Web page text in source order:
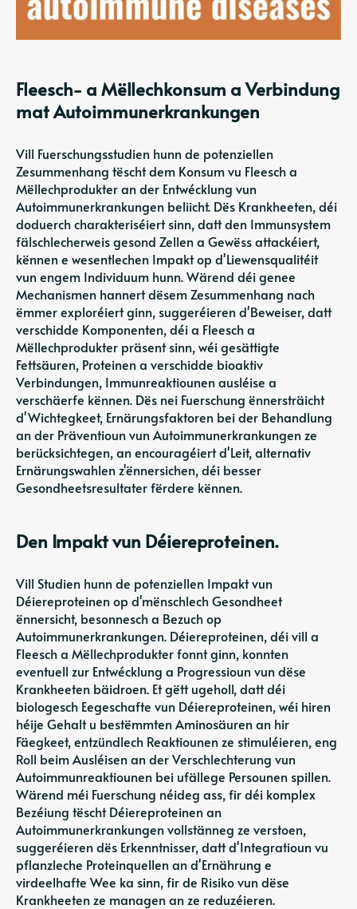
Fleesch- a Mëllechkonsum a Verbindung
mat Autoimmunerkrankungen
Vill Fuerschungsstudien hunn de potenziellen
Zesummenhang tëscht dem Konsum vu Fleesch a
Mëllechprodukter an der Entwécklung vun
Autoimmunerkrankungen beliicht. Dës Krankheeten, déi
doduerch charakteriséiert sinn, datt den Immunsystem
fälschlecherweis gesond Zellen a Gewëss attackéiert,
kënnen e wesentlechen Impakt op d'Liewensqualitéit
vun engem Individuum hunn. Wärend déi genee
Mechanismen hannert dësem Zesummenhang nach
ëmmer exploréiert ginn, suggeréieren d'Beweiser, datt
verschidde Komponenten, déi a Fleesch a
Mëllechprodukter präsent sinn, wéi gesättigte
Fettsäuren, Proteinen a verschidde bioaktiv
Verbindungen, Immunreaktiounen ausléise a
verschäerfe kënnen. Dës nei Fuerschung ënnersträicht
d'Wichtegkeet, Ernärungsfaktoren bei der Behandlung
an der Präventioun vun Autoimmunerkrankungen ze
berücksichtegen, an encouragéiert d'Leit, alternativ
Ernärungswahlen z'ënnersichen, déi besser
Gesondheetsresultater fërdere kënnen.
Den Impakt vun Déiereproteinen.
Vill Studien hunn de potenziellen Impakt vun
Déiereproteinen op d'mënschlech Gesondheet
ënnersicht, besonnesch a Bezuch op
Autoimmunerkrankungen. Déiereproteinen, déi vill a
Fleesch a Mëllechprodukter fonnt ginn, konnten
eventuell zur Entwécklung a Progressioun vun dëse
Krankheeten bäidroen. Et gëtt ugeholl, datt déi
biologesch Eegeschafte vun Déiereproteinen, wéi hiren
héije Gehalt u bestëmmten Aminosäuren an hir
Fäegkeet, entzündlech Reaktiounen ze stimuléieren, eng
Roll beim Ausléisen an der Verschlechterung vun
Autoimmunreaktiounen bei ufällege Persounen spillen.
Wärend méi Fuerschung néideg ass, fir déi komplex
Bezéiung tëscht Déiereproteinen an
Autoimmunerkrankungen vollstänneg ze verstoen,
suggeréieren dës Erkenntnisser, datt d'Integratioun vu
pflanzleche Proteinquellen an d'Ernährung e
virdeelhafte Wee ka sinn, fir de Risiko vun dëse
Krankheeten ze managen an ze reduzéieren.